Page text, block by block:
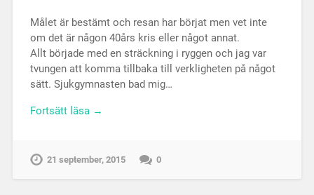
Målet är bestämt och resan har börjat men vet inte
om det är någon 40års kris eller något annat.
Allt började med en sträckning i ryggen och jag var
tvungen att komma tillbaka till verkligheten på något
sätt. Sjukgymnasten bad mig…
Fortsätt läsa →
21 september, 2015 0